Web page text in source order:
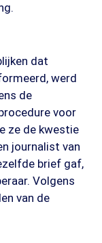
dat
werd
de
voor
ze de kwestie
journalist van
brief gaf,
Volgens
van de